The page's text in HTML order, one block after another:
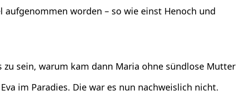
worden – so wie einst Henoch und
sein, warum kam dann Maria ohne sündlose Mutter
im Paradies. Die war es nun nachweislich nicht.